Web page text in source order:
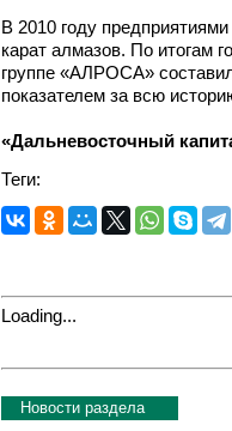
В 2010 году
карат алмазов. По итогам
группе «АЛРОСА»
показателем за всю
«Дальневосточный
Теги:
Loading...
Новости раздела